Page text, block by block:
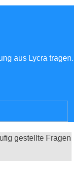
aus Lycra tragen.
gestellte Fragen